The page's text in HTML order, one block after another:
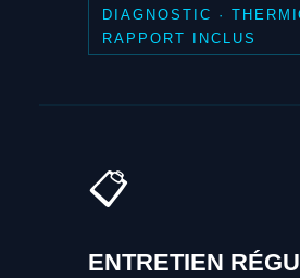
DIAGNOSTIC ·
RAPPORT INCLUS
📋
ENTRETIEN